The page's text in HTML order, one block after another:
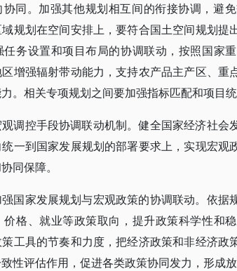
同。加强其他规划相互间的衔接协调，避
规划在空间安排上，要符合国土空间规划提
务设置和项目布局的协调联动，按照国家
增强辐射带动能力，支持农产品主产区、重
。相关专项规划之间要加强指标匹配和项目
调控手段协调联动机制。健全国家经济社会
一到国家发展规划的部署要求上，实现宏观
同保障。
国家发展规划与宏观政策的协调联动。依据
格、就业等政策取向，提升政策科学性和
工具的节奏和力度，把经济政策和非经济政
性评估作用，促进各类政策协同发力，形成放